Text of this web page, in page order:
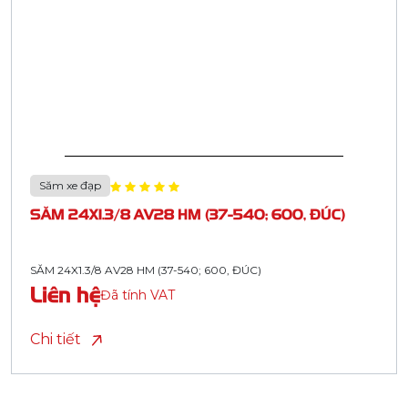
Săm xe đạp
SĂM 24X1.3/8 AV28 HM (37-540; 600, ĐÚC)
SĂM 24X1.3/8 AV28 HM (37-540; 600, ĐÚC)
Liên hệĐã tính VAT
Chi tiết